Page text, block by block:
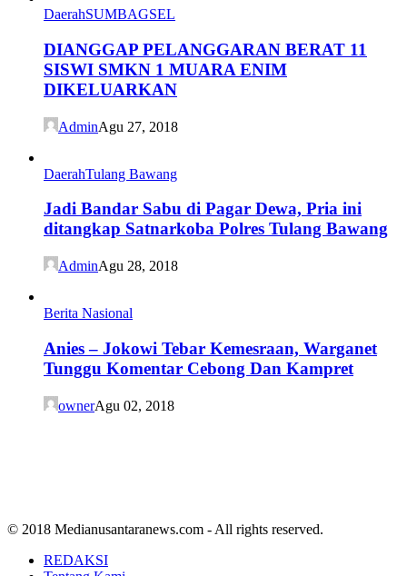
DaerahSUMBAGSEL
DIANGGAP PELANGGARAN BERAT 11
SISWI SMKN 1 MUARA ENIM
DIKELUARKAN
AdminAgu 27, 2018
DaerahTulang Bawang
Jadi Bandar Sabu di Pagar Dewa, Pria ini
ditangkap Satnarkoba Polres Tulang Bawang
AdminAgu 28, 2018
Berita Nasional
Anies – Jokowi Tebar Kemesraan, Warganet
Tunggu Komentar Cebong Dan Kampret
ownerAgu 02, 2018
© 2018 Medianusantaranews.com - All rights reserved.
REDAKSI